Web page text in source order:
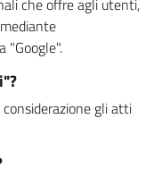
che offre agli utenti,
"Google".
gli atti